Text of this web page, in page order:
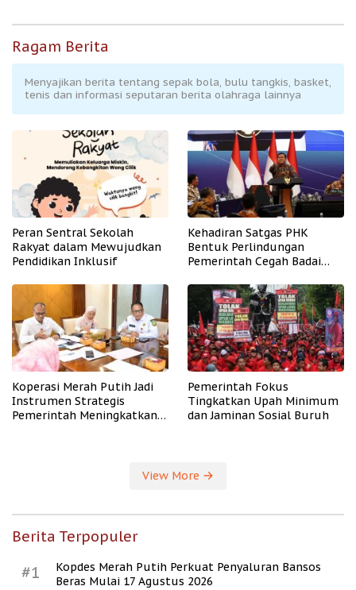
Ragam Berita
Menyajikan berita tentang sepak bola, bulu tangkis, basket,
tenis dan informasi seputaran berita olahraga lainnya
Peran Sentral Sekolah
Rakyat dalam Mewujudkan
Pendidikan Inklusif
Kehadiran Satgas PHK
Bentuk Perlindungan
Pemerintah Cegah Badai
Koperasi Merah Putih Jadi
Instrumen Strategis
Pemerintah Meningkatkan
Pemerintah Fokus
Tingkatkan Upah Minimum
dan Jaminan Sosial Buruh
View More
Berita Terpopuler
#1
Kopdes Merah Putih Perkuat Penyaluran Bansos
Beras Mulai 17 Agustus 2026